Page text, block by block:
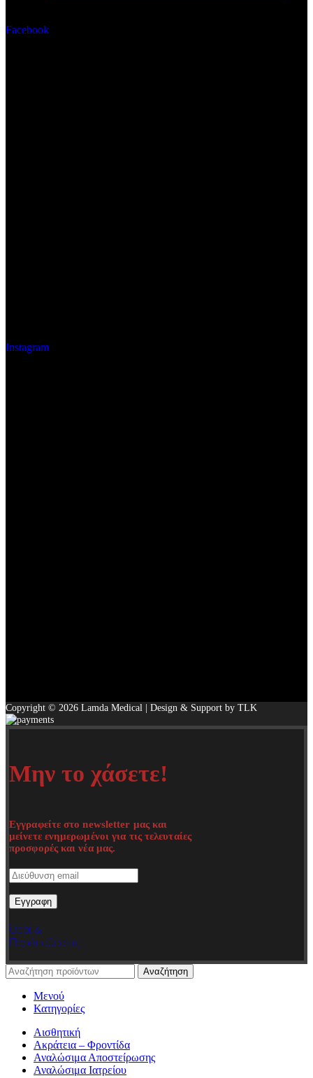
Facebook
Instagram
Copyright © 2026 Lamda Medical | Design & Support by TLK
Μην το χάσετε!
Εγγραφείτε στο newsletter μας και
μείνετε ενημερωμένοι για τις τελευταίες
προσφορές και νέα μας.
Όροι &
Προϋποθέσεις
Αναζήτηση
Μενού
Κατηγορίες
Αισθητική
Ακράτεια – Φροντίδα
Αναλώσιμα Αποστείρωσης
Αναλώσιμα Ιατρείου